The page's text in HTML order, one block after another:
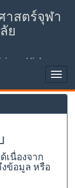
าสตร์จุฬา
ย
High
เนื่องจาก
ข้อมูล หรือ